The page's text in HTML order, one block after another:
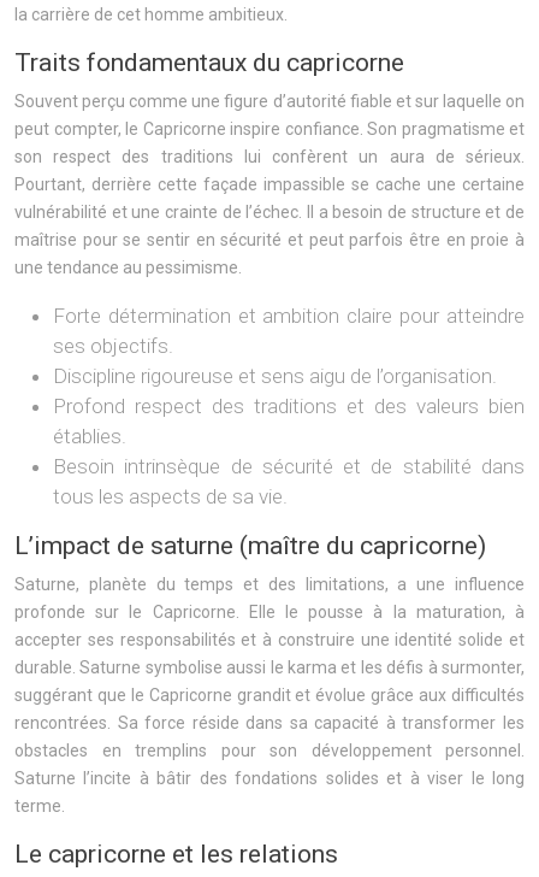
la carrière de cet homme ambitieux.
Traits fondamentaux du capricorne
Souvent perçu comme une figure d’autorité fiable et sur laquelle on
peut compter, le Capricorne inspire confiance. Son pragmatisme et
son respect des traditions lui confèrent un aura de sérieux.
Pourtant, derrière cette façade impassible se cache une certaine
vulnérabilité et une crainte de l’échec. Il a besoin de structure et de
maîtrise pour se sentir en sécurité et peut parfois être en proie à
une tendance au pessimisme.
Forte détermination et ambition claire pour atteindre
ses objectifs.
Discipline rigoureuse et sens aigu de l’organisation.
Profond respect des traditions et des valeurs bien
établies.
Besoin intrinsèque de sécurité et de stabilité dans
tous les aspects de sa vie.
L’impact de saturne (maître du capricorne)
Saturne, planète du temps et des limitations, a une influence
profonde sur le Capricorne. Elle le pousse à la maturation, à
accepter ses responsabilités et à construire une identité solide et
durable. Saturne symbolise aussi le karma et les défis à surmonter,
suggérant que le Capricorne grandit et évolue grâce aux difficultés
rencontrées. Sa force réside dans sa capacité à transformer les
obstacles en tremplins pour son développement personnel.
Saturne l’incite à bâtir des fondations solides et à viser le long
terme.
Le capricorne et les relations